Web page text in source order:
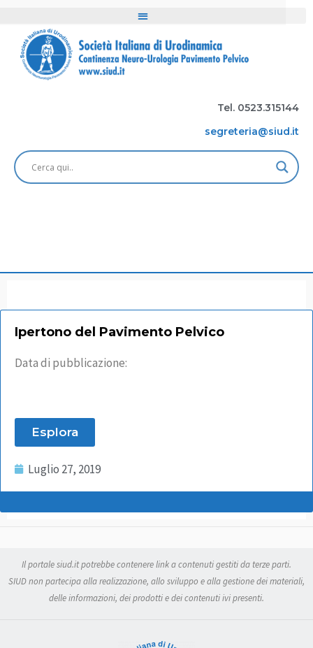
Tel. 0523.315144
segreteria@siud.it
Ipertono del Pavimento Pelvico
Data di pubblicazione:
Esplora
Luglio 27, 2019
Il portale siud.it potrebbe contenere link a contenuti gestiti da terze parti.
SIUD non partecipa alla realizzazione, allo sviluppo e alla gestione dei materiali,
delle informazioni, dei prodotti e dei contenuti ivi presenti.